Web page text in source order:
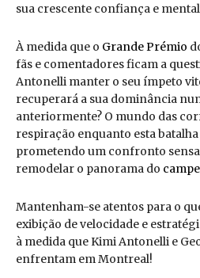
sua crescente confiança e
À medida que o Grande Prémio
fãs e comentadores ficam a
Antonelli manter o seu ímpeto
recuperará a sua dominância
anteriormente? O mundo das
respiração enquanto esta
prometendo um confronto
remodelar o panorama do
Mantenham-se atentos para o
exibição de velocidade e
à medida que Kimi Antonelli e
enfrentam em Montreal!